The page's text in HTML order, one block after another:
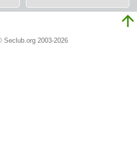
Seclub.org 2003-2026